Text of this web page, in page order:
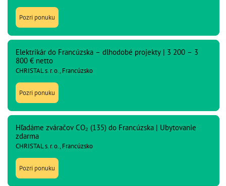
Pozri ponuku
Elektrikár do Francúzska – dlhodobé projekty | 3 200 – 3
800 € netto
CHRISTAL s. r. o., Francúzsko
Pozri ponuku
Hľadáme zváračov CO₂ (135) do Francúzska | Ubytovanie
zdarma
CHRISTAL s. r. o., Francúzsko
Pozri ponuku